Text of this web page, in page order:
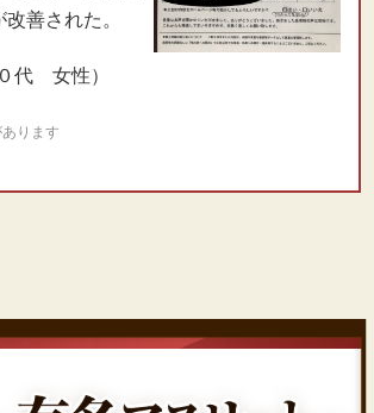
善された。
代 女性）
ります